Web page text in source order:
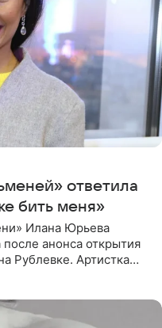
ответила
бить меня»
Илана Юрьева
после анонса открытия
Рублевке. Артистка